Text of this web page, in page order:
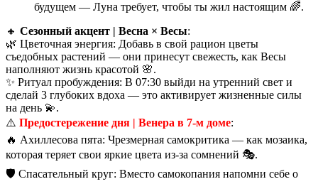
будущем — Луна требует, чтобы ты жил настоящим 🌈.
🔸 Сезонный акцент | Весна × Весы:
🌿 Цветочная энергия: Добавь в свой рацион цветы
съедобных растений — они принесут свежесть, как Весы
наполняют жизнь красотой 🌸.
✨ Ритуал пробуждения: В 07:30 выйди на утренний свет и
сделай 3 глубоких вдоха — это активирует жизненные силы
на день 💫.
⚠️ Предостережение дня | Венера в 7-м доме:
🔥 Ахиллесова пята: Чрезмерная самокритика — как мозаика,
которая теряет свои яркие цвета из-за сомнений 🎭.
🛡️ Спасательный круг: Вместо самокопания напомни себе о